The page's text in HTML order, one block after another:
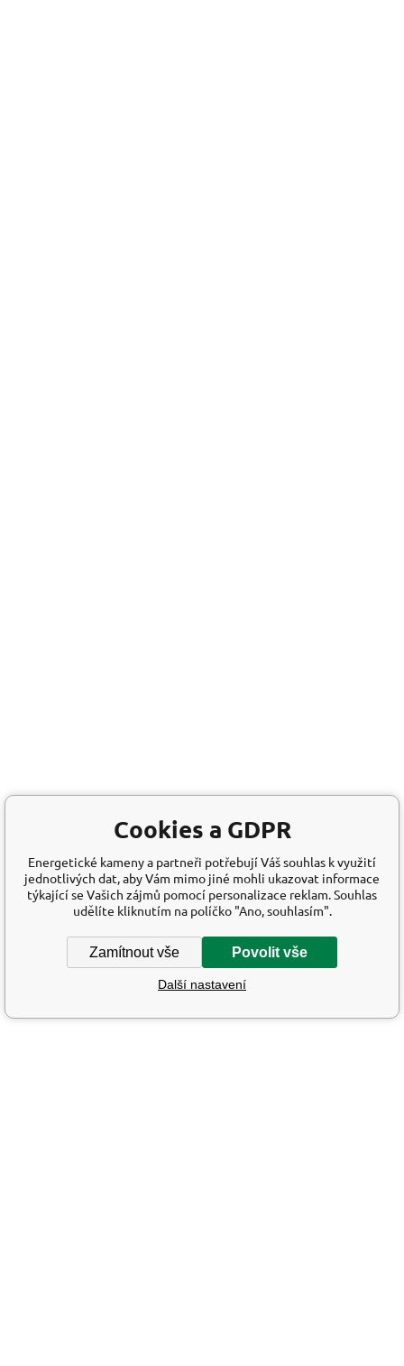
Cookies a GDPR
Energetické kameny a partneři potřebují Váš souhlas k využití
jednotlivých dat, aby Vám mimo jiné mohli ukazovat informace
týkající se Vašich zájmů pomocí personalizace reklam. Souhlas
udělíte kliknutím na políčko "Ano, souhlasím".
Zamítnout vše Povolit vše
Další nastavení